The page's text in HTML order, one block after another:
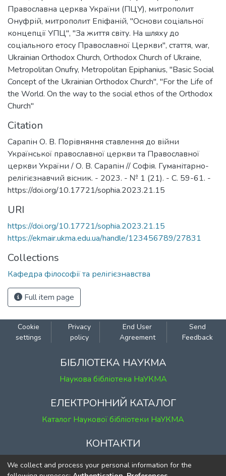
Православна церква України (ПЦУ), митрополит
Онуфрій, митрополит Епіфаній, "Основи соціальної
концепції УПЦ", "За життя світу. На шляху до
соціального етосу Православної Церкви", стаття, war,
Ukrainian Orthodox Church, Orthodox Church of Ukraine,
Metropolitan Onufry, Metropolitan Epiphanius, "Basic Social
Concept of the Ukrainian Orthodox Church", "For the Life of
the World. On the way to the social ethos of the Orthodox
Church"
Citation
Сарапін О. В. Порівняння ставлення до війни
Української православної церкви та Православної
церкви України / О. В. Сарапін // Софія. Гуманітарно-
релігієзнавчий вісник. - 2023. - № 1 (21). - С. 59-61. -
https://doi.org/10.17721/sophia.2023.21.15
URI
https://doi.org/10.17721/sophia.2023.21.15
https://ekmair.ukma.edu.ua/handle/123456789/27831
Collections
Кафедра філософії та релігієзнавства
Full item page
Cookie
settings
Privacy
policy
End User
Agreement
Send
Feedback
БІБЛІОТЕКА НАУКМА
Наукова бібліотека НаУКМА
ЕЛЕКТРОННИЙ КАТАЛОГ
Каталог Наукової бібліотеки НаУКМА
КОНТАКТИ
м. Київ, вул. Григорія Сковороди, 2
We collect and process your personal information for the